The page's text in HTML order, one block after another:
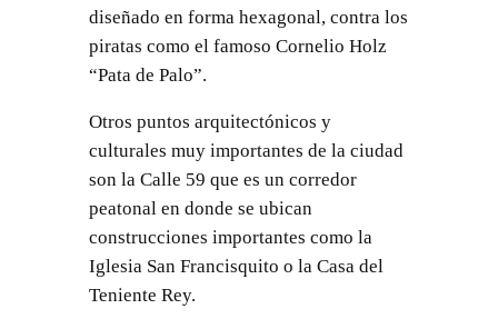
diseñado en forma hexagonal, contra los
piratas como el famoso Cornelio Holz
“Pata de Palo”.
Otros puntos arquitectónicos y
culturales muy importantes de la ciudad
son la Calle 59 que es un corredor
peatonal en donde se ubican
construcciones importantes como la
Iglesia San Francisquito o la Casa del
Teniente Rey.